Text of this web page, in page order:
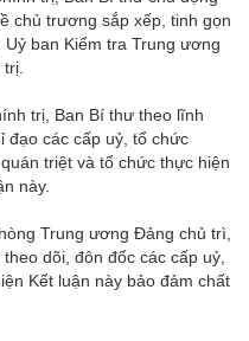
chủ trương sắp xếp, tinh gọn
ban Kiểm tra Trung ương
trị.
trị, Ban Bí thư theo lĩnh
đạo các cấp uỷ, tổ chức
triệt và tổ chức thực hiện
này.
Trung ương Đảng chủ trì,
dõi, đôn đốc các cấp uỷ,
Kết luận này bảo đảm chất